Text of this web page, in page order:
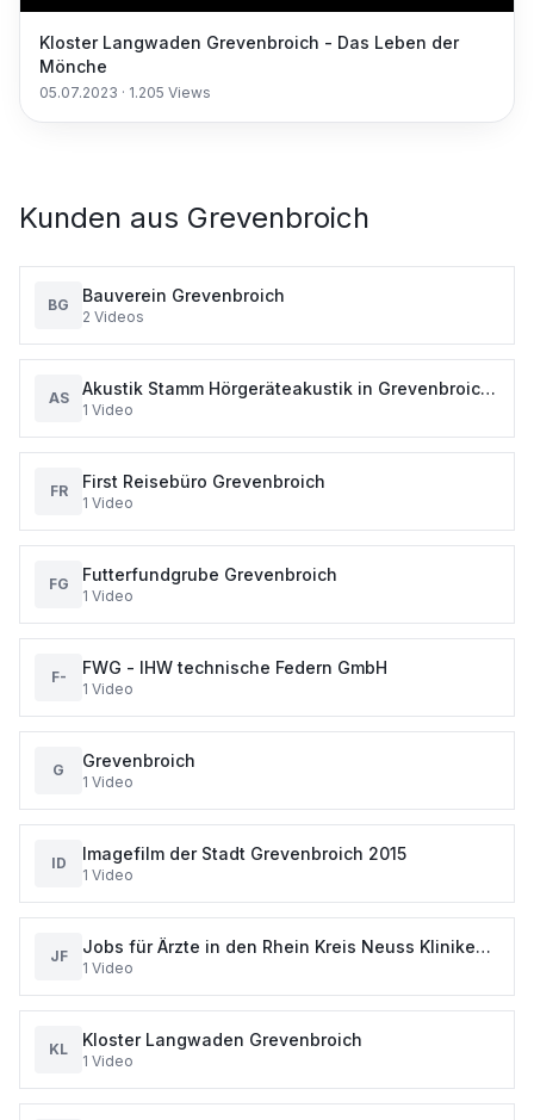
Kloster Langwaden Grevenbroich - Das Leben der
Mönche
05.07.2023 · 1.205 Views
Kunden aus Grevenbroich
BG Bauverein Grevenbroich
2 Videos
AS
Akustik Stamm Hörgeräteakustik in Grevenbroich
und Jüchen
1 Video
FR First Reisebüro Grevenbroich
1 Video
FG Futterfundgrube Grevenbroich
1 Video
F- FWG - IHW technische Federn GmbH
1 Video
G Grevenbroich
1 Video
ID Imagefilm der Stadt Grevenbroich 2015
1 Video
JF
Jobs für Ärzte in den Rhein Kreis Neuss Kliniken
in Grevenbroich und Dormagen
1 Video
KL Kloster Langwaden Grevenbroich
1 Video